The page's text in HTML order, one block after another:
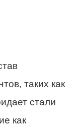
таких как
стали
как